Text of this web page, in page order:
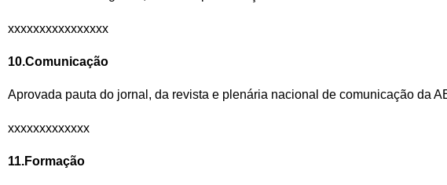
xxxxxxxxxxxxxxxx
10.Comunicação
Aprovada pauta do jornal, da revista e plenária nacional de comunicação da
xxxxxxxxxxxxx
11.Formação